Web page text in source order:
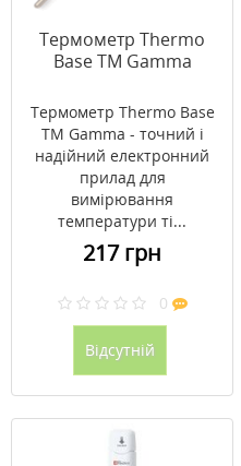
Термометр Thermo
Base ТМ Gamma
Термометр Thermo Base
ТМ Gamma - точний і
надійний електронний
прилад для
вимірювання
температури ті...
217 грн
0
Відсутній